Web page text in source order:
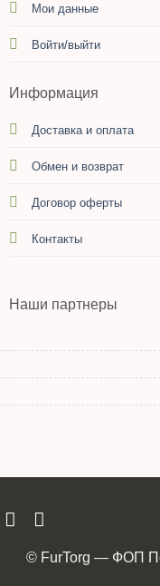
Мои данные
Войти/выйти
Информация
Доставка и оплата
Обмен и возврат
Договор оферты
Контакты
Наши партнеры
© FurTorg — ФОП